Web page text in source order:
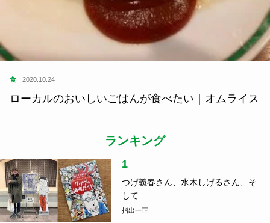
食 2020.10.24
ローカルのおいしいごはんが食べたい｜オムライス
ランキング
1
つげ義春さん、水木しげるさん、そ
して……...
指出一正